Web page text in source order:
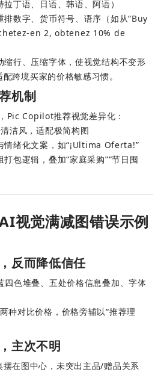
丁语、日语、韩语、阿语）
数字、货币符号、语序（如从“Buy
en 2, obtenez 10% de
行、压缩字体，使视觉结构不变形
配跨境买家的价格敏感习惯。
机制
Pic Copilot推荐视觉差异化：
洁风，适配极简构图
情绪化文案，如“¡Ultima Oferta!”
包逻辑，叠加“家庭采购”“节日囤
视觉满减图错误示例
反而降低信任
四色堆叠、五处价格信息叠加、字体
种对比价格，价格旁辅以“推荐理
主次不明
在图中心，未突出主品/赠品关系